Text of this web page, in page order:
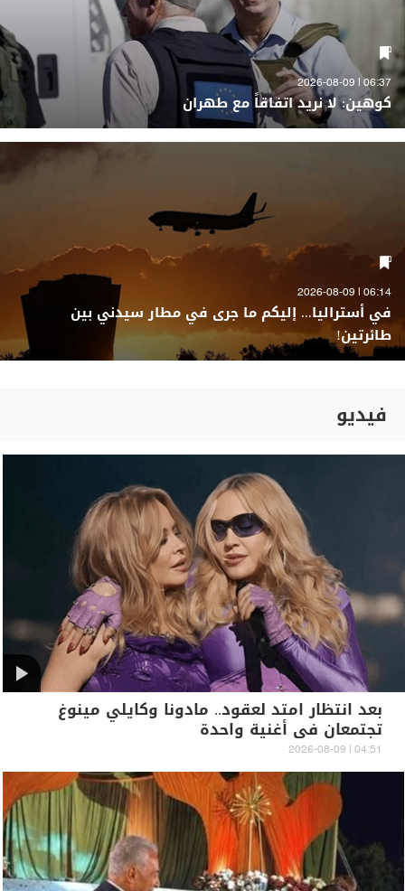
06:37 | 2026-08-09
كوهين: لا نريد اتفاقاً مع طهران
06:14 | 2026-08-09
في أستراليا... إليكم ما جرى في مطار سيدني بين
طائرتين!
فيديو
بعد انتظار امتد لعقود.. مادونا وكايلي مينوغ
تجتمعان في أغنية واحدة
04:51 | 2026-08-09